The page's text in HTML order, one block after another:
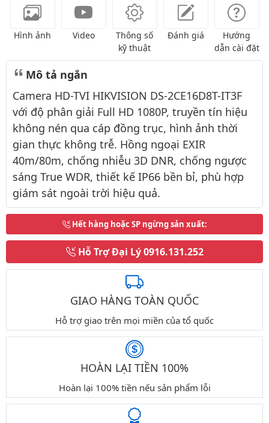
Hình ảnh Video
Thông số
kỹ thuật
Đánh giá
Hướng
dẫn cài đặt
Mô tả ngắn
Camera HD-TVI HIKVISION DS-2CE16D8T-IT3F
với độ phân giải Full HD 1080P, truyền tín hiệu
không nén qua cáp đồng trục, hình ảnh thời
gian thực không trễ. Hồng ngoại EXIR
40m/80m, chống nhiễu 3D DNR, chống ngược
sáng True WDR, thiết kế IP66 bền bỉ, phù hợp
giám sát ngoài trời hiệu quả.
Hết hàng hoặc SP ngừng sản xuất:
Hỗ Trợ Đại Lý0916.131.252
GIAO HÀNG TOÀN QUỐC
Hỗ trợ giao trên mọi miền của tổ quốc
HOÀN LẠI TIỀN 100%
Hoàn lại 100% tiền nếu sản phẩm lỗi